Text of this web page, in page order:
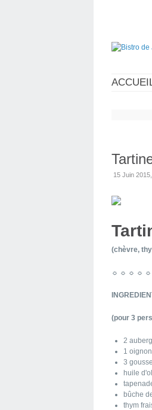
15 Juin
(chèvre,
☼ ☼ ☼ ☼
(pour 3
2
1
3
huile
bûche
thym